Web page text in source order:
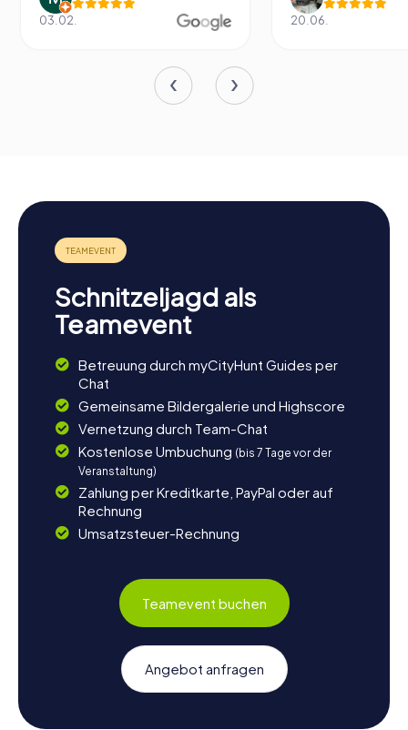
03.02. 20.06.
Schnitzeljagd als
Teamevent
Betreuung durch myCityHunt Guides per
Chat
Gemeinsame Bildergalerie und Highscore
Vernetzung durch Team-Chat
Kostenlose Umbuchung (bis 7 Tage vor der
Veranstaltung)
Zahlung per Kreditkarte, PayPal oder auf
Rechnung
Umsatzsteuer-Rechnung
Teamevent buchen
Angebot anfragen